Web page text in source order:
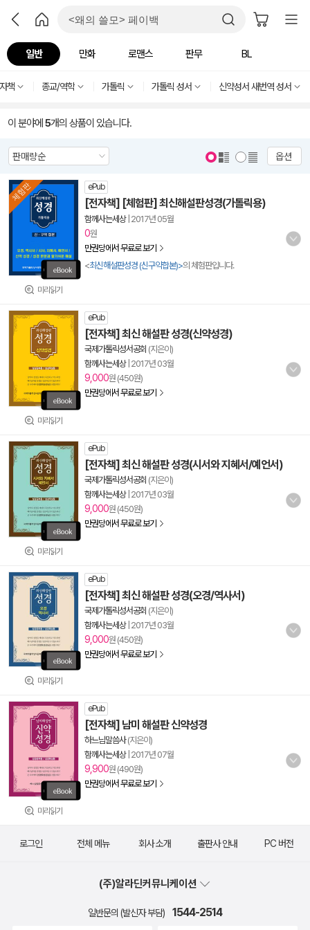
일반 만화 로맨스 판무 BL
책 종교/역학 가톨릭 가톨릭 성서 신약성서 새번역 성서
이 분야에 5개의 상품이 있습니다.
옵션
미리읽기
ePub
[전자책] [체험판] 최신해설판성경(가톨릭용)
함께사는세상| 2017년 05월
0원
만권당에서 무료로 보기
<최신해설판성경 (신구약합본)>의 체험판입니다.
미리읽기
ePub
[전자책] 최신 해설판 성경(신약성경)
국제가톨릭성서공회 (지은이)
함께사는세상| 2017년 03월
9,000원 (450원)
만권당에서 무료로 보기
미리읽기
ePub
[전자책] 최신 해설판 성경(시서와 지혜서/예언서)
국제가톨릭성서공회 (지은이)
함께사는세상| 2017년 03월
9,000원 (450원)
만권당에서 무료로 보기
미리읽기
ePub
[전자책] 최신 해설판 성경(오경/역사서)
국제가톨릭성서공회 (지은이)
함께사는세상| 2017년 03월
9,000원 (450원)
만권당에서 무료로 보기
미리읽기
ePub
[전자책] 남미 해설판 신약성경
하느님말씀사(지은이)
함께사는세상| 2017년 07월
9,900원 (490원)
만권당에서 무료로 보기
로그인 전체 메뉴 회사 소개 출판사 안내 PC 버전
(주)알라딘커뮤니케이션
일반문의 (발신자 부담) 1544-2514